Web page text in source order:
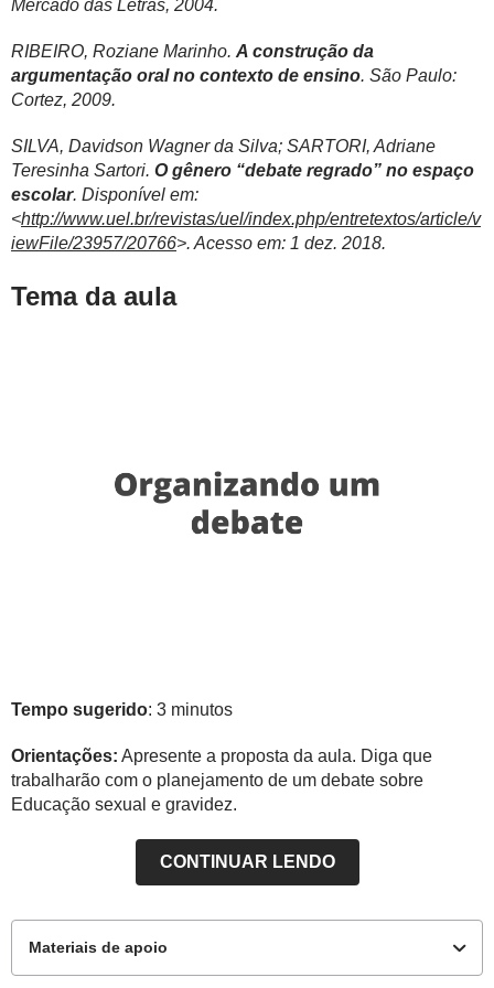
Mercado das Letras, 2004.
RIBEIRO, Roziane Marinho. A construção da
argumentação oral no contexto de ensino. São Paulo:
Cortez, 2009.
SILVA, Davidson Wagner da Silva; SARTORI, Adriane
Teresinha Sartori. O gênero “debate regrado” no espaço
escolar. Disponível em:
<http://www.uel.br/revistas/uel/index.php/entretextos/article/v
iewFile/23957/20766>. Acesso em: 1 dez. 2018.
Tema da aula
Tempo sugerido: 3 minutos
Orientações: Apresente a proposta da aula. Diga que
trabalharão com o planejamento de um debate sobre
Educação sexual e gravidez.
CONTINUAR LENDO
Materiais de apoio